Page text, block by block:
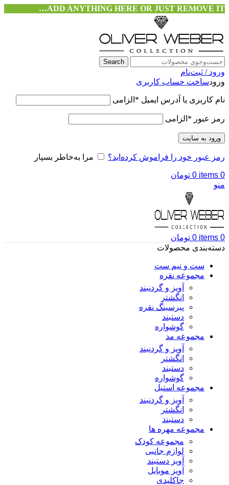
ADD ANYTHING HERE OR JUST REMOVE IT…
Search
ورود / ثبت‌نام
ورودساخت حساب کاربری
نام کاربری یا آدرس ایمیل * الزامی
رمز عبور * الزامی
ورود به سایت
رمز عبور خود را فراموش کرده‌اید؟ مرا به‌خاطر بسپار
0
items
0 تومان
منو
0
items
0 تومان
دسته‌بندی محصولات
ست و نیم ست
مجموعه نقره
آویز و گردنبند
انگشتر
پیرسینگ نقره
دستبند
گوشواره
مجموعه مد
آویز و گردنبند
انگشتر
دستبند
گوشواره
مجموعه استیل
آویز و گردنبند
انگشتر
دستبند
مجموعه مهره ها
مجموعه کودک
لوازم جانبی
آویز دستبند
آویز موبایل
جاکلیدی